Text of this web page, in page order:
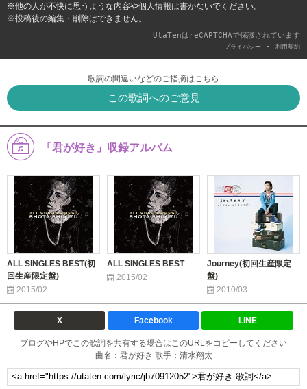
※他の人が不快に思うような内容や個人情報は書かないでください。
※投稿後の編集・削除はできません。
UtaTenはreCAPTCHAで保護されています
プライバシー - 利用契約
歌詞の間違いなどのご指摘はこちら
この歌詞へのご意見
「君が好き」収録アルバム
ALL SINGLES BEST(初
回生産限定盤)
2015/02
ALL SINGLES BEST
2015/02
Journey(初回生産限定
盤)
2010/03
X Facebook LINE
ブログやHPでこの歌詞を共有する場合はこのURLをコピーしてください
曲名：君が好き 歌手：清水翔太